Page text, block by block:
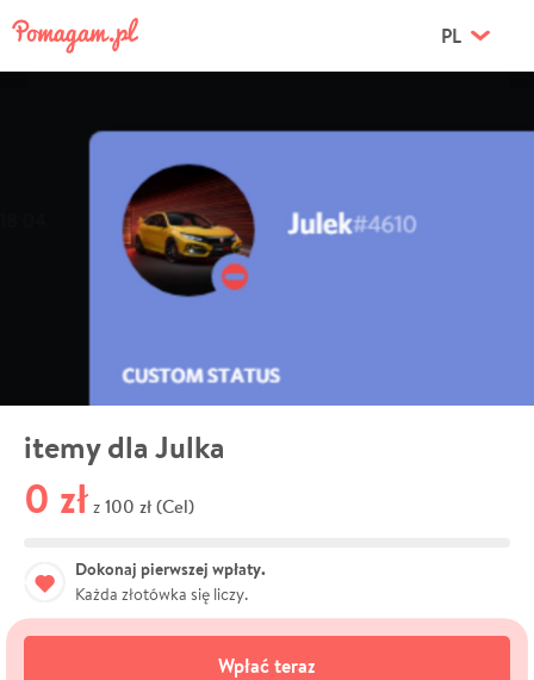
PL
itemy dla Julka
0 zł z 100 zł (Cel)
Dokonaj pierwszej wpłaty.
Każda złotówka się liczy.
Wpłać teraz